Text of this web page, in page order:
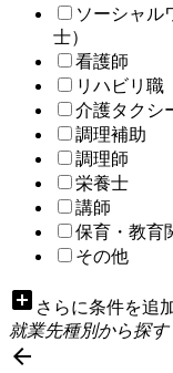
ソーシャル
士）
看護師
リハビリ職
介護タクシ
調理補助
調理師
栄養士
講師
保育・教育
その他
add_box さらに条件を追
就業先種別から探す
